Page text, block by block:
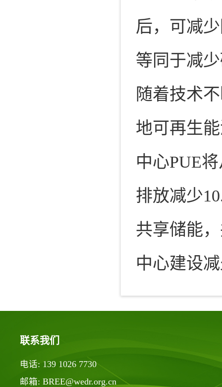
后，可减
等同于减
随着技术
地可再生
中心PUE
排放减少
共享储能
中心建设
联系我们
电话: 139 1026 7730
邮箱: BREE@wedr.org.cn